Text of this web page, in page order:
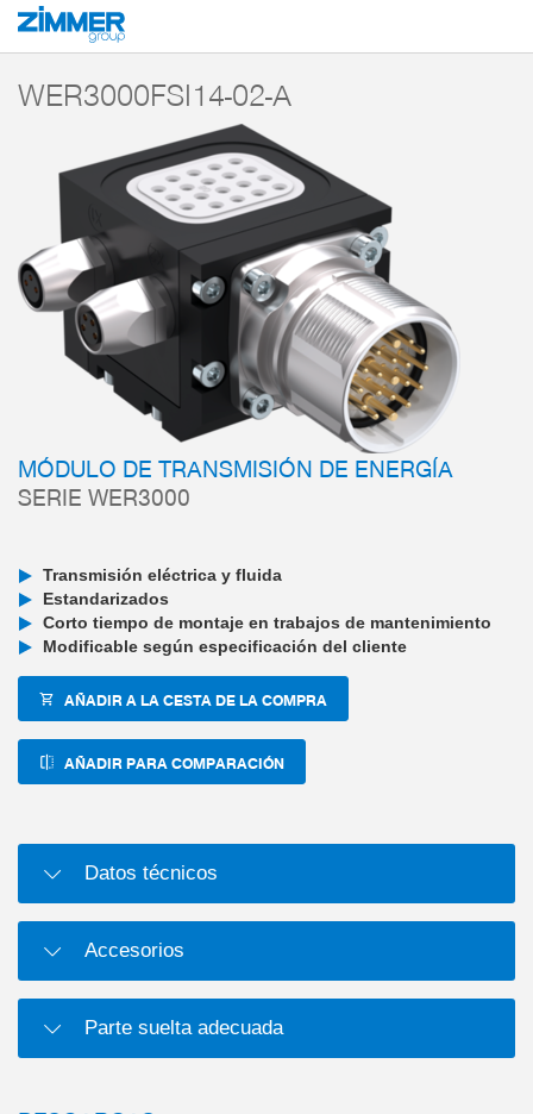
Inicio Productos
WER3000FSI14-02-A
MÓDULO DE TRANSMISIÓN DE ENERGÍA
SERIE WER3000
Transmisión eléctrica y fluida
Estandarizados
Corto tiempo de montaje en trabajos de mantenimiento
Modificable según especificación del cliente
AÑADIR A LA CESTA DE LA COMPRA
AÑADIR PARA COMPARACIÓN
Datos técnicos
Accesorios
Parte suelta adecuada